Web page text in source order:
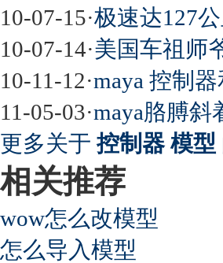
10-07-15·极速达127
10-07-14·美国车祖师
10-11-12·maya 控制
11-05-03·maya胳膊斜
更多关于控制器 模型
相关推荐
wow怎么改模型
怎么导入模型